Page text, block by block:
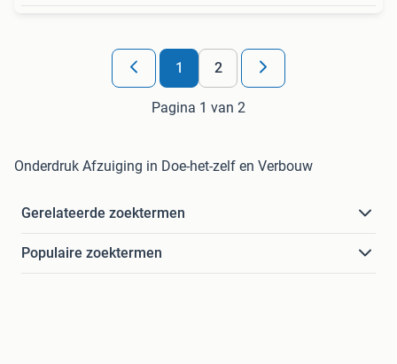
1 2
Pagina 1 van 2
Onderdruk Afzuiging in Doe-het-zelf en Verbouw
Gerelateerde zoektermen
Populaire zoektermen